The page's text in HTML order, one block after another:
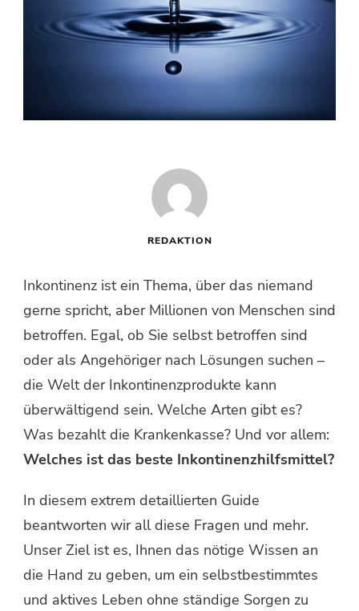
REDAKTION
Inkontinenz ist ein Thema, über das niemand
gerne spricht, aber Millionen von Menschen sind
betroffen. Egal, ob Sie selbst betroffen sind
oder als Angehöriger nach Lösungen suchen –
die Welt der Inkontinenzprodukte kann
überwältigend sein. Welche Arten gibt es?
Was bezahlt die Krankenkasse? Und vor allem:
Welches ist das beste Inkontinenzhilfsmittel?
In diesem extrem detaillierten Guide
beantworten wir all diese Fragen und mehr.
Unser Ziel ist es, Ihnen das nötige Wissen an
die Hand zu geben, um ein selbstbestimmtes
und aktives Leben ohne ständige Sorgen zu